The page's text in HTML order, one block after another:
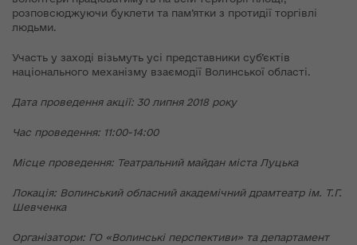
розповсюджуючи буклети та пам’ятки з протидії торгівлі
людьми.
Участь у заході візьмуть усі представники суб’єктів
національного механізму взаємодії Волинської області.
Дата проведення акції: 30 липня 2018 року
Час проведення: 11:00-14:00
Місце проведення: Театральний майданміста Луцька
Локація: Волинський обласний академічний драмтеатр ім. Т.Г.
Шевченка
Організатори: ГО «Волинські перспективи» та департамент